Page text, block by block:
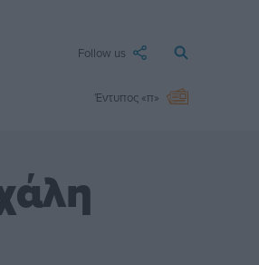
Follow us
Έντυπος «π»